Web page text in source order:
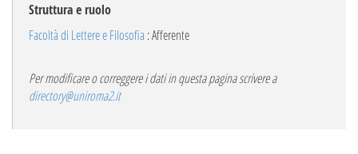
Struttura e ruolo
Facoltà di Lettere e Filosofia : Afferente
Per modificare o correggere i dati in questa pagina scrivere a
directory@uniroma2.it